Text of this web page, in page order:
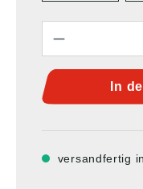
In
versandfertig